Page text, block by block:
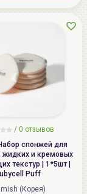
/ 0 отзывов
спонжей для
жидких и кремовых
текстур | 1*5шт |
Puff
(Корея)